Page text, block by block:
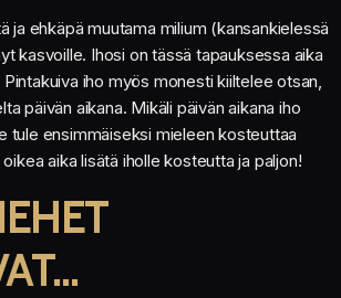
ja ehkäpä muutama milium (kansankielessä
kasvoille. Ihosi on tässä tapauksessa aika
iho myös monesti kiiltelee otsan,
päivän aikana. Mikäli päivän aikana iho
tule ensimmäiseksi mieleen kosteuttaa
aika lisätä iholle kosteutta ja paljon!